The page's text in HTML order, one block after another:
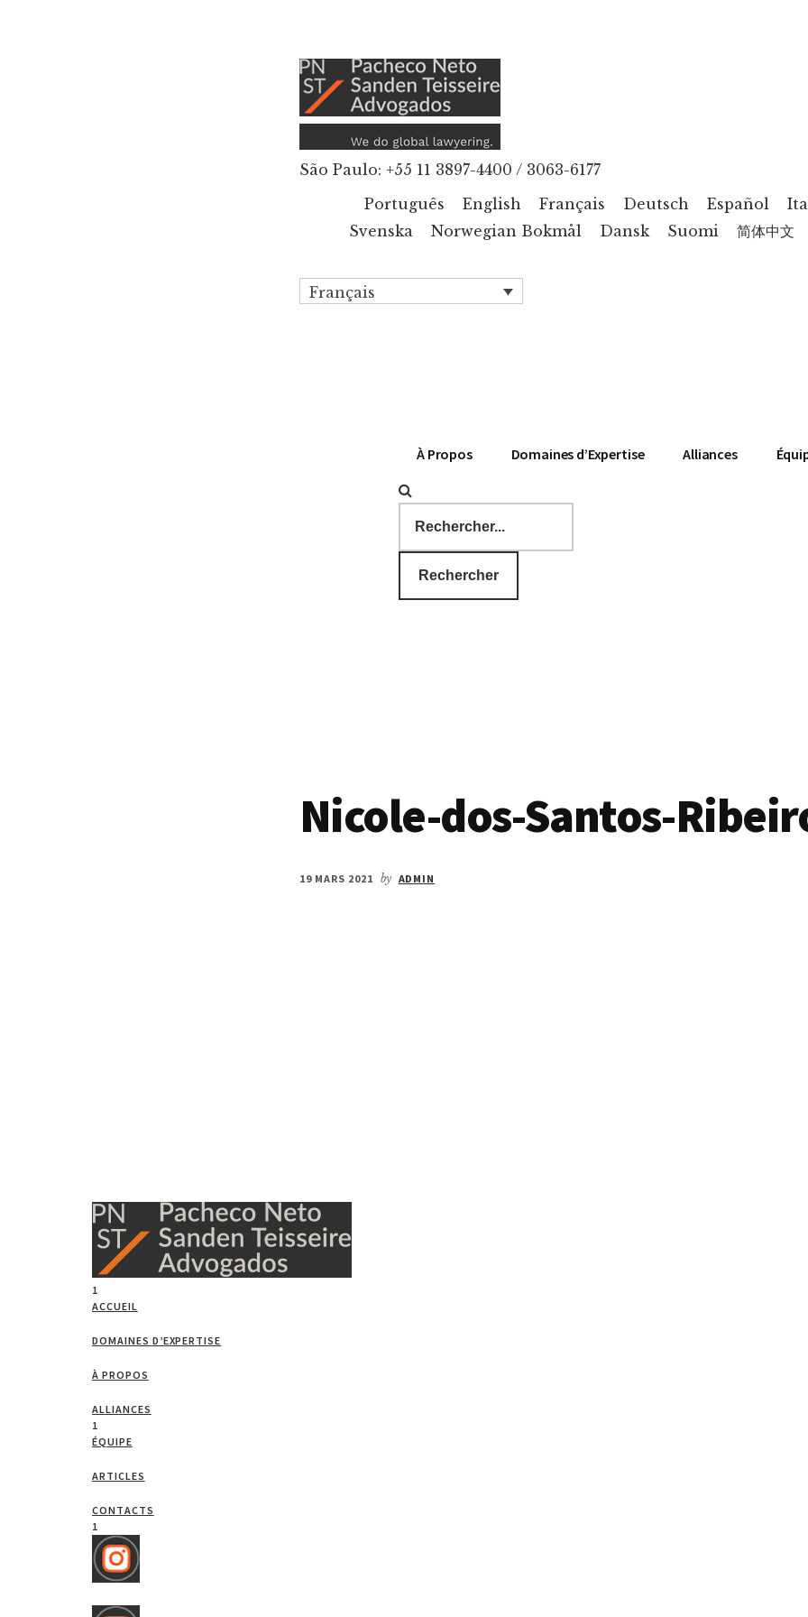
São Paulo: +55 11 3897-4400 / 3063-6177
Português
English Français Deutsch Español
Svenska
Norwegian Bokmål Dansk Suomi 简体中文
Français
À Propos Domaines d’Expertise Alliances
Rechercher
Nicole-dos-Santos-
19 MARS 2021 by ADMIN
1
ACCUEIL
DOMAINES D’EXPERTISE
À PROPOS
ALLIANCES
1
ÉQUIPE
ARTICLES
CONTACTS
1